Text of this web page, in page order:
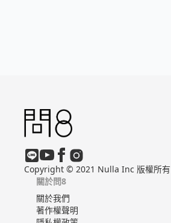
Copyright © 2021 Nulla Inc 版權所有
關於問8
關於我們
著作權聲明